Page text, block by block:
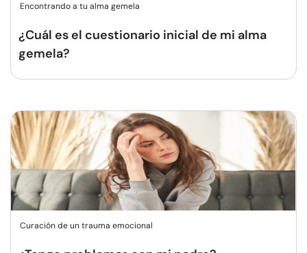
Encontrando a tu alma gemela
¿Cuál es el cuestionario inicial de mi alma
gemela?
Curación de un trauma emocional